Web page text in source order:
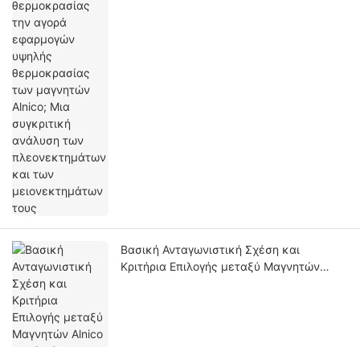
Βασική Ανταγωνιστική Σχέση και
Κριτήρια Επιλογής μεταξύ Μαγνητών